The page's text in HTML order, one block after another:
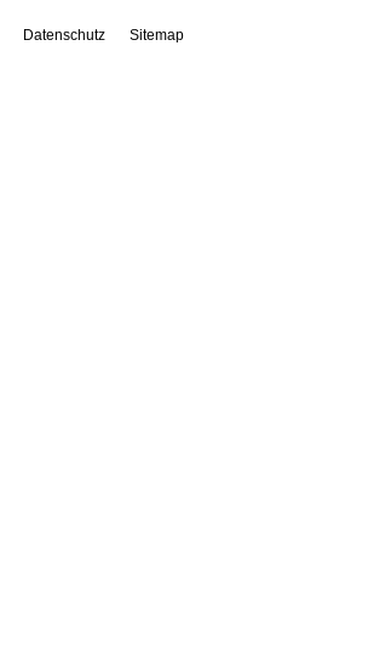
Datenschutz Sitemap